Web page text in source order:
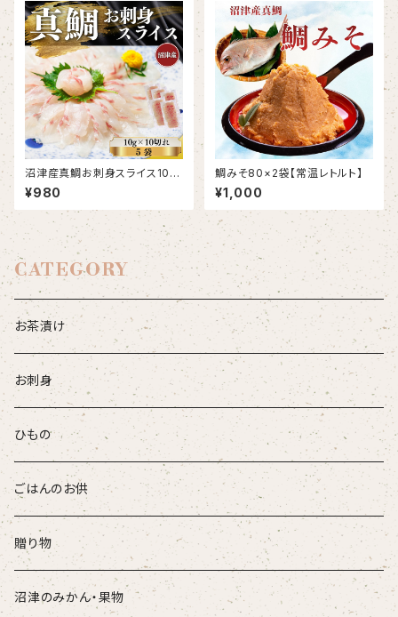
沼津産真鯛お刺身スライス100
g（10gカット×10切れ）さしみ・
すしネタ等
¥980
鯛みそ80×2袋【常温レトルト】
¥1,000
CATEGORY
お茶漬け
お刺身
ひもの
ごはんのお供
贈り物
沼津のみかん・果物